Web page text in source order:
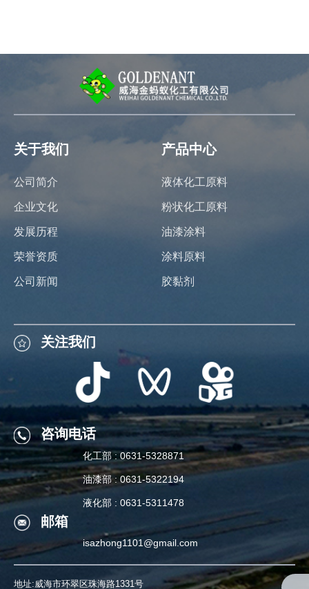
关注我们
咨询电话
化工部 : 0631-5328871
油漆部 : 0631-5322194
液化部 : 0631-5311478
关于我们
公司简介
企业文化
发展历程
荣誉资质
公司新闻
产品中心
液体化工原料
粉状化工原料
油漆涂料
涂料原料
胶黏剂
关注我们
咨询电话
化工部 : 0631-5328871
油漆部 : 0631-5322194
液化部 : 0631-5311478
邮箱
isazhong1101@gmail.com
地址:威海市环翠区珠海路1331号